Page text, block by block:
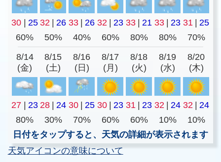
30 | 25 32 | 26 33 | 26 32 | 23 33 | 21 33 | 23 31 | 25
60%
50% 40% 60% 80% 80% 70%
8/14
(金)
8/15
(土)
8/16
(日)
8/17
(月)
8/18
(火)
8/19
(水)
8/20
(木)
27 | 23 28 | 24 30 | 25 30 | 23 31 | 23 32 | 24 32 | 24
80%
30% 70% 60% 60% 10%
10%
日付をタップすると、天気の詳細が表示されます
天気アイコンの意味について